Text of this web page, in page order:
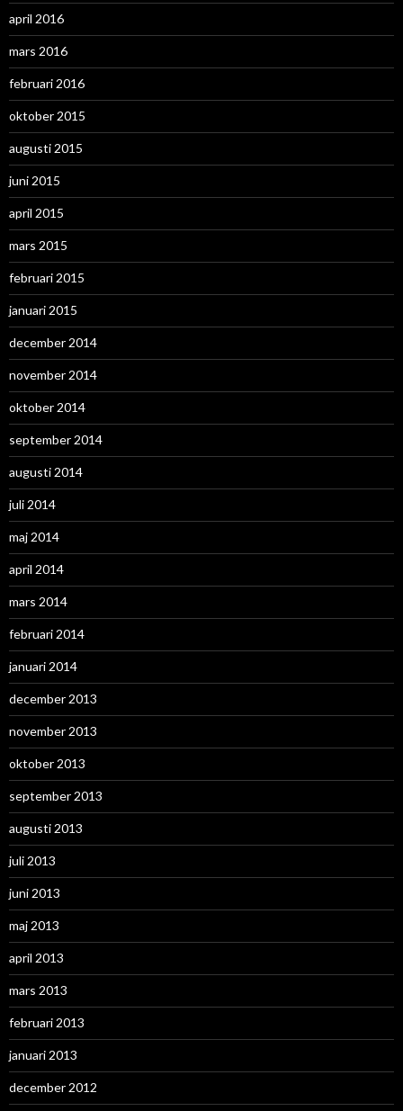
april 2016
mars 2016
februari 2016
oktober 2015
augusti 2015
juni 2015
april 2015
mars 2015
februari 2015
januari 2015
december 2014
november 2014
oktober 2014
september 2014
augusti 2014
juli 2014
maj 2014
april 2014
mars 2014
februari 2014
januari 2014
december 2013
november 2013
oktober 2013
september 2013
augusti 2013
juli 2013
juni 2013
maj 2013
april 2013
mars 2013
februari 2013
januari 2013
december 2012